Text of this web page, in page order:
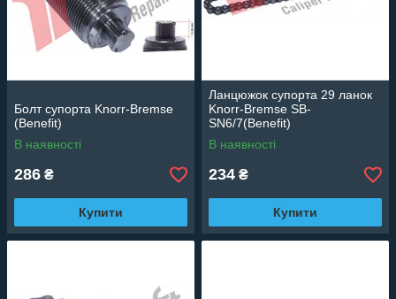
Болт супорта Knorr-Bremse
(Benefit)
В наявності
286 ₴
Купити
Ланцюжок супорта 29 ланок
Knorr-Bremse SB-
SN6/7(Benefit)
В наявності
234 ₴
Купити